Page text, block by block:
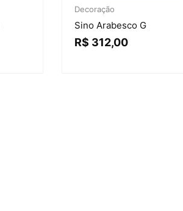
Decoração
Sino Arabesco G
R$ 312,00